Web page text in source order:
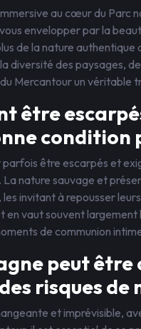
au cœur du Parc
envelopper par la
de la nature
diversité des paysages,
Mercantour un véritable
être
condition
être escarpés et
nature sauvage et
invitant à repousser
en vaut souvent largement
de communion
peut
risques de
et imprévisible,